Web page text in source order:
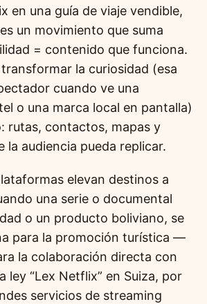
en una guía de viaje vendible,
un movimiento que suma
= contenido que funciona.
la curiosidad (esa
cuando ve una
o una marca local en pantalla)
rutas, contactos, mapas y
la audiencia pueda replicar.
elevan destinos a
una serie o documental
o un producto boliviano, se
para la promoción turística —
la colaboración directa con
ley “Lex Netflix” en Suiza, por
servicios de streaming